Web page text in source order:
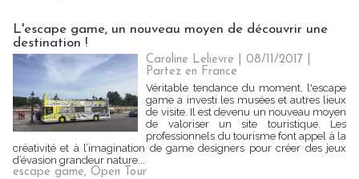
L'escape game, un nouveau moyen de découvrir une
destination !
Caroline Lelievre | 08/11/2017
Partez en France
Véritable tendance du moment, l'escape
game a investi les musées et autres lieux
de visite. Il est devenu un nouveau moyen
de valoriser un site touristique. Les
professionnels du tourisme font appel à la
créativité et à l’imagination de game designers pour créer des jeux
d’évasion grandeur nature...
escape game, Open Tour